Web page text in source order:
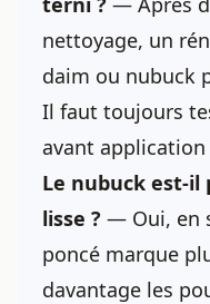
nettoyage, un
daim ou nubuck
Il faut toujours
avant
Le nubuck est-il
lisse ? — Oui, en
poncé marque
davantage les